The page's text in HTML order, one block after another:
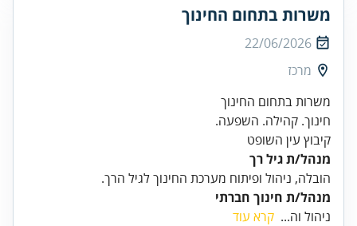
משרות בתחום החינוך
22/06/2026
מרכז
קיבוץ עין השופט
מנהל/ת גיל רך
הובלה, ניהול ופיתוח מערכת החינוך לגיל הרך.
מנהל/ת חינוך חברתי
ניהול וה... קרא עוד